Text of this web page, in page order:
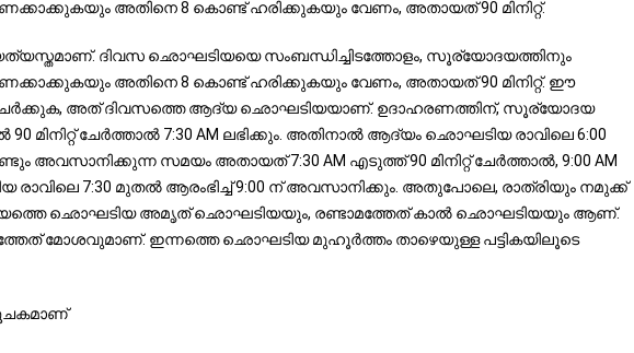
അതിനെ 8 കൊണ്ട് ഹരിക്കുകയും വേണം, അതായത് 90 മിനിറ്റ്.
ദിവസ ഛൊഘടിയയെ സംബന്ധിച്ചിടത്തോളം, സൂര്യോദയത്തിനും
അതിനെ 8 കൊണ്ട് ഹരിക്കുകയും വേണം, അതായത് 90 മിനിറ്റ്. ഈ
അത് ദിവസത്തെ ആദ്യ ഛൊഘടിയയാണ്. ഉദാഹരണത്തിന്, സൂര്യോദയ
മിനിറ്റ് ചേർത്താൽ 7:30 AM ലഭിക്കും. അതിനാൽ ആദ്യം ഛൊഘടിയ രാവിലെ 6:00
അവസാനിക്കുന്ന സമയം അതായത് 7:30 AM എടുത്ത് 90 മിനിറ്റ് ചേർത്താൽ, 9:00 AM
രാവിലെ 7:30 മുതൽ ആരംഭിച്ച് 9:00 ന് അവസാനിക്കും. അതുപോലെ, രാത്രിയും നമുക്ക്
ആദ്യത്തെ ഛൊഘടിയ അമൃത് ഛൊഘടിയയും, രണ്ടാമത്തേത് കാൽ ഛൊഘടിയയും ആണ്.
മോശവുമാണ്. ഇന്നത്തെ ഛൊഘടിയ മുഹൂർത്തം താഴെയുള്ള പട്ടികയിലൂടെ